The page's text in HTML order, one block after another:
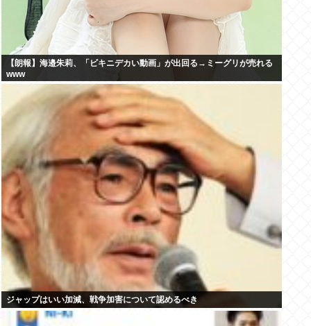
【朗報】海邉朱莉、「ビキニデカい動画」が出回る→ミーグリが売れる
www
ジャップはいい加減、戦争加害について認めるべき